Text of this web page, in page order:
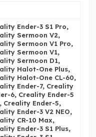
Ender-3 S1 Pro,
Sermoon V2,
Sermoon V1 Pro,
Sermoon V1,
Sermoon D1,
Halot-One Plus,
Halot-One CL-60,
Ender-7, Creality
6, Creality Ender-5
Creality Ender-5,
Ender-3 V2 NEO,
CR-10 Max,
Ender-3 S1 Plus,